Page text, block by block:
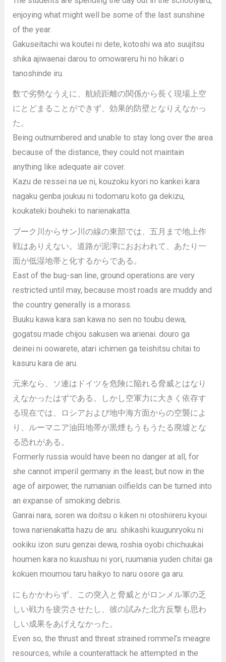
enjoying what might well be some of the last sunshine
of the year.
Gakuseitachi wa koutei ni dete, kotoshi wa ato suujitsu
shika ajiwaenai darou to omowareru hi no hikari o
tanoshinde iru.
数で劣勢なうえに、航続距離の関係から長く現場上空
にとどまることができず、効果的防壁となりえなかっ
た。
Being outnumbered and unable to stay long over the area
because of the distance, they could not maintain
anything like adequate air cover.
Kazu de ressei na ue ni, kouzoku kyori no kankei kara
nagaku genba joukuu ni todomaru koto ga dekizu,
koukateki bouheki to narienakatta.
ブーク川からサン川の線の東部では、五月まで地上作
戦はありえない。道路が泥濘におおわれて、あたり一
面が低湿地帯と化するからである。
East of the bug-san line, ground operations are very
restricted until may, because most roads are muddy and
the country generally is a morass.
Buuku kawa kara san kawa no sen no toubu dewa,
gogatsu made chijou sakusen wa arienai. douro ga
deinei ni oowarete, atari ichimen ga teishitsu chitai to
kasuru kara de aru.
元来なら、ソ連はドイツを危険に陥れる脅威とはなり
えなかったはずである。しかし空軍力に大きく依存す
る現在では、ロシアおよび地中海方面からの空襲によ
り、ルーマニア油田地帯が黒煙もうもうたる廃墟とな
る恐れがある。
Formerly russia would have been no danger at all, for
she cannot imperil germany in the least; but now in the
age of airpower, the rumanian oilfields can be turned into
an expanse of smoking debris.
Ganrai nara, soren wa doitsu o kiken ni otoshiireru kyoui
towa narienakatta hazu de aru. shikashi kuugunryoku ni
ookiku izon suru genzai dewa, roshia oyobi chichuukai
houmen kara no kuushuu ni yori, ruumania yuden chitai ga
kokuen moumou taru haikyo to naru osore ga aru.
にもかかわらず、この突入と脅威とがロンメル軍の乏
しい戦力を疲労させたし、彼の試みた北方反撃も思わ
しい成果をあげえなかった。
Even so, the thrust and threat strained rommel’s meagre
resources, while a counterattack he attempted in the